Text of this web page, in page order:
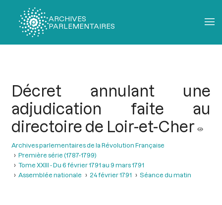
ARCHIVES
PARLEMENTAIRES
Décret annulant une
adjudication faite au
directoire de Loir-et-Cher
Archives parlementaires de la Révolution Française
Première série (1787-1799)
Tome XXIII - Du 6 février 1791 au 9 mars 1791
Assemblée nationale
24 février 1791 Séance du matin